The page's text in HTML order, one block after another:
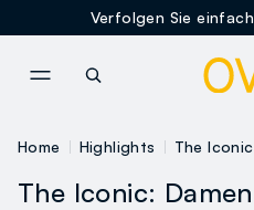
Verfolgen Sie
Home Highlights The Iconic
The Iconic: Damen